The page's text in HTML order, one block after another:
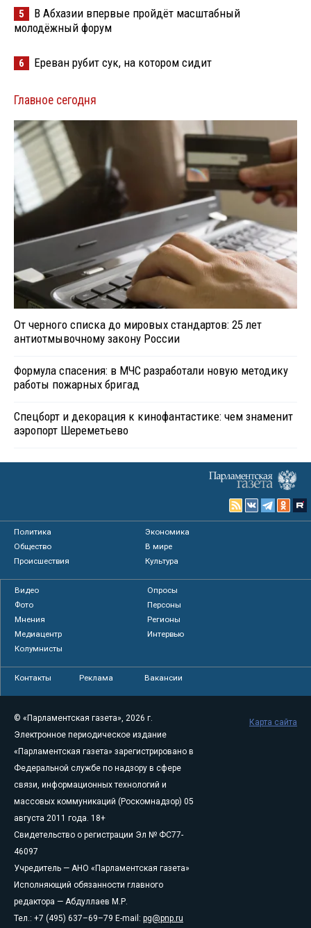
5
В Абхазии впервые пройдёт масштабный
молодёжный форум
6 Ереван рубит сук, на котором сидит
Главное сегодня
От черного списка до мировых стандартов: 25 лет
антиотмывочному закону России
Формула спасения: в МЧС разработали новую методику
работы пожарных бригад
Спецборт и декорация к кинофантастике: чем знаменит
аэропорт Шереметьево
Политика
Экономика
Общество
В мире
Происшествия
Культура
Видео
Опросы
Фото
Персоны
Мнения
Регионы
Медиацентр
Интервью
Колумнисты
Контакты Реклама Вакансии
© «Парламентская газета», 2026 г.
Электронное периодическое издание
«Парламентская газета» зарегистрировано в
Федеральной службе по надзору в сфере
связи, информационных технологий и
массовых коммуникаций (Роскомнадзор) 05
августа 2011 года. 18+
Свидетельство о регистрации Эл № ФС77-
46097
Учредитель — АНО «Парламентская газета»
Исполняющий обязанности главного
редактора — Абдуллаев М.Р.
Тел.: +7 (495) 637–69–79 E-mail: pg@pnp.ru
Карта сайта